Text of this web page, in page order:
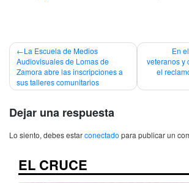
Navegación
de
entradas
La Escuela de Medios
Audiovisuales de Lomas de
Zamora abre las inscripciones a
sus talleres comunitarios
En
veteranos y
el
Dejar una respuesta
Lo siento, debes estarconectado para publicar un
EL CRUCE